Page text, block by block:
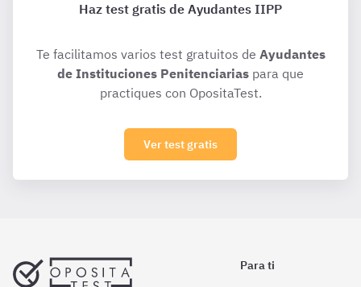
Haz test gratis de Ayudantes IIPP
Te facilitamos varios test gratuitos de Ayudantes
de Instituciones Penitenciarias para que
practiques con OpositaTest.
Ver test gratis
Para ti